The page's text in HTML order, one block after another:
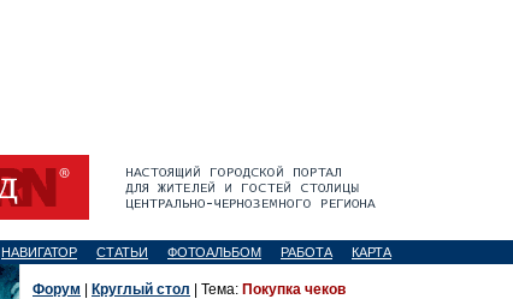
НАВИГАТОР СТАТЬИ ФОТОАЛЬБОМ РАБОТА КАРТА
Форум Круглый стол | Тема: Покупка чеков